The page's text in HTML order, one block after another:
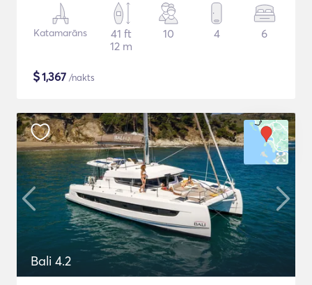
Katamarāns
41 ft
12 m
10 4 6
$1,367 /nakts
Bali 4.2